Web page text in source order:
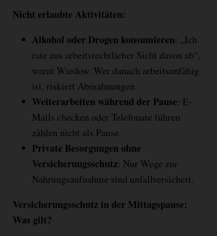
Nicht erlaubte Aktivitäten:
Alkohol oder Drogen konsumieren: „Ich
rate aus arbeitsrechtlicher Sicht davon ab“,
warnt Wiedow. Wer danach arbeitsunfähig
ist, riskiert Abmahnungen.
Weiterarbeiten während der Pause: E-
Mails checken oder Telefonate führen
zählen nicht als Pause.
Private Besorgungen ohne
Versicherungsschutz: Nur Wege zur
Nahrungsaufnahme sind unfallversichert.
Versicherungsschutz in der Mittagspause:
Was gilt?